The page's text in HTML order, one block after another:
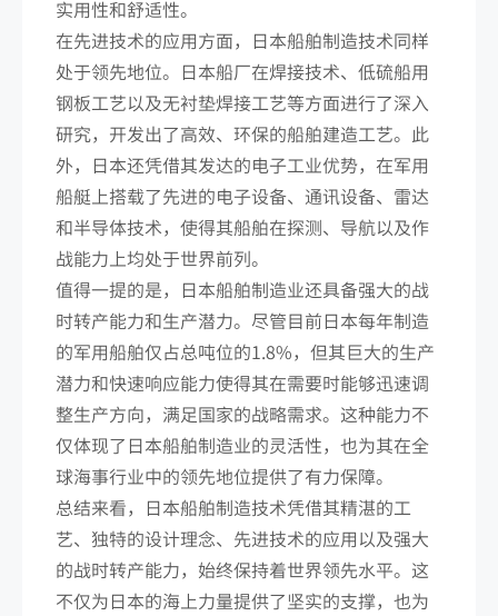
实用性和舒适性。
在先进技术的应用方面，日本船舶制造技术同样
处于领先地位。日本船厂在焊接技术、低硫船用
钢板工艺以及无衬垫焊接工艺等方面进行了深入
研究，开发出了高效、环保的船舶建造工艺。此
外，日本还凭借其发达的电子工业优势，在军用
船艇上搭载了先进的电子设备、通讯设备、雷达
和半导体技术，使得其船舶在探测、导航以及作
战能力上均处于世界前列。
值得一提的是，日本船舶制造业还具备强大的战
时转产能力和生产潜力。尽管目前日本每年制造
的军用船舶仅占总吨位的1.8%，但其巨大的生产
潜力和快速响应能力使得其在需要时能够迅速调
整生产方向，满足国家的战略需求。这种能力不
仅体现了日本船舶制造业的灵活性，也为其在全
球海事行业中的领先地位提供了有力保障。
总结来看，日本船舶制造技术凭借其精湛的工
艺、独特的设计理念、先进技术的应用以及强大
的战时转产能力，始终保持着世界领先水平。这
不仅为日本的海上力量提供了坚实的支撑，也为